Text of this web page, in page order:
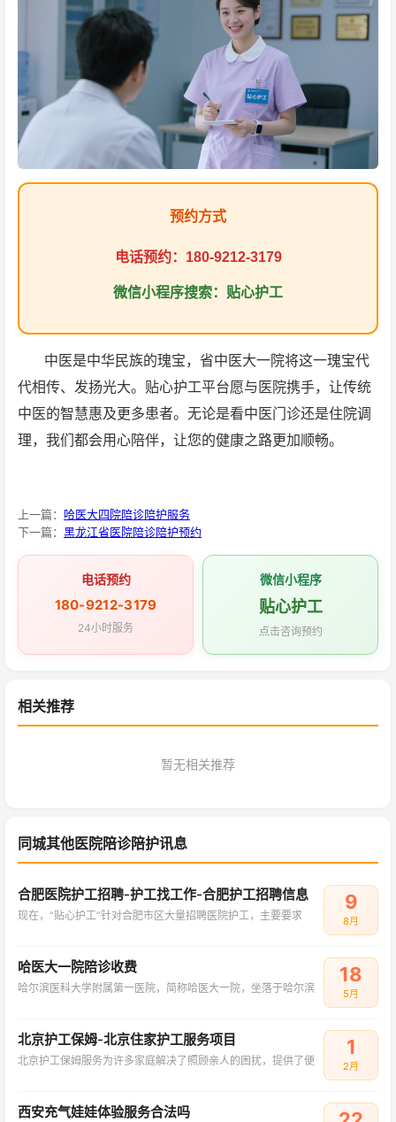
预约方式
电话预约：180-9212-3179
微信小程序搜索：贴心护工
中医是中华民族的瑰宝，省中医大一院将这一瑰宝代
代相传、发扬光大。贴心护工平台愿与医院携手，让传统
中医的智慧惠及更多患者。无论是看中医门诊还是住院调
理，我们都会用心陪伴，让您的健康之路更加顺畅。
上一篇： 哈医大四院陪诊陪护服务
下一篇： 黑龙江省医院陪诊陪护预约
电话预约
180-9212-3179
24小时服务
微信小程序
贴心护工
点击咨询预约
相关推荐
暂无相关推荐
同城其他医院陪诊陪护讯息
合肥医院护工招聘-护工找工作-合肥护工招聘信息
现在，“贴心护工”针对合肥市区大量招聘医院护工，主要要求
9
8月
哈医大一院陪诊收费
哈尔滨医科大学附属第一医院，简称哈医大一院，坐落于哈尔滨
18
5月
北京护工保姆-北京住家护工服务项目
北京护工保姆服务为许多家庭解决了照顾亲人的困扰，提供了便
1
2月
西安充气娃娃体验服务合法吗